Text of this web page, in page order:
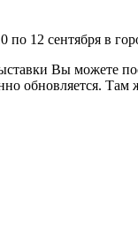
12 сентября в
Вы можете
обновляется.